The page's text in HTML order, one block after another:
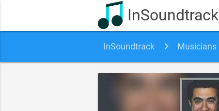
InSoundtrack
InSoundtrack Musicians